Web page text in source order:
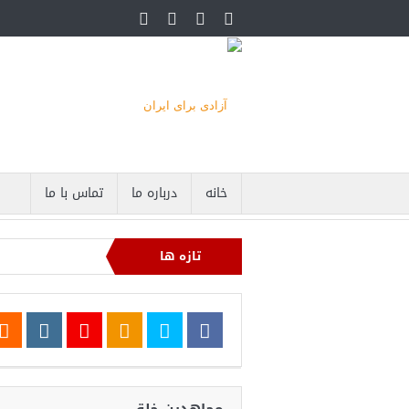
خانه درباره ما تماس با ما
تازه ها